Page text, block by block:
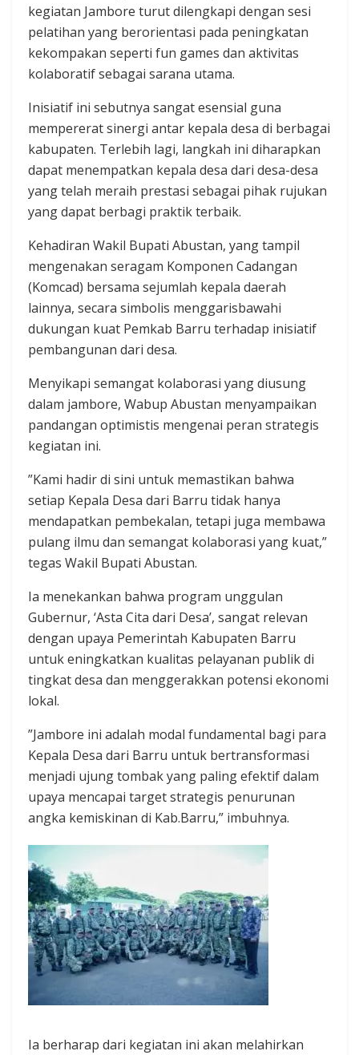
kegiatan Jambore turut dilengkapi dengan sesi
pelatihan yang berorientasi pada peningkatan
kekompakan seperti fun games dan aktivitas
kolaboratif sebagai sarana utama.
Inisiatif ini sebutnya sangat esensial guna
mempererat sinergi antar kepala desa di berbagai
kabupaten. Terlebih lagi, langkah ini diharapkan
dapat menempatkan kepala desa dari desa-desa
yang telah meraih prestasi sebagai pihak rujukan
yang dapat berbagi praktik terbaik.
​Kehadiran Wakil Bupati Abustan, yang tampil
mengenakan seragam Komponen Cadangan
(Komcad) bersama sejumlah kepala daerah
lainnya, secara simbolis menggarisbawahi
dukungan kuat Pemkab Barru terhadap inisiatif
pembangunan dari desa.
​Menyikapi semangat kolaborasi yang diusung
dalam jambore, Wabup Abustan menyampaikan
pandangan optimistis mengenai peran strategis
kegiatan ini.
​”Kami hadir di sini untuk memastikan bahwa
setiap Kepala Desa dari Barru tidak hanya
mendapatkan pembekalan, tetapi juga membawa
pulang ilmu dan semangat kolaborasi yang kuat,”
tegas Wakil Bupati Abustan.
​Ia menekankan bahwa program unggulan
Gubernur, ‘Asta Cita dari Desa’, sangat relevan
dengan upaya Pemerintah Kabupaten Barru
untuk ​eningkatkan kualitas pelayanan publik di
tingkat desa dan ​menggerakkan potensi ekonomi
lokal.
​”Jambore ini adalah modal fundamental bagi para
Kepala Desa dari Barru untuk bertransformasi
menjadi ujung tombak yang paling efektif dalam
upaya mencapai target strategis penurunan
angka kemiskinan di Kab.Barru,” imbuhnya.
Ia berharap dari kegiatan ini akan melahirkan